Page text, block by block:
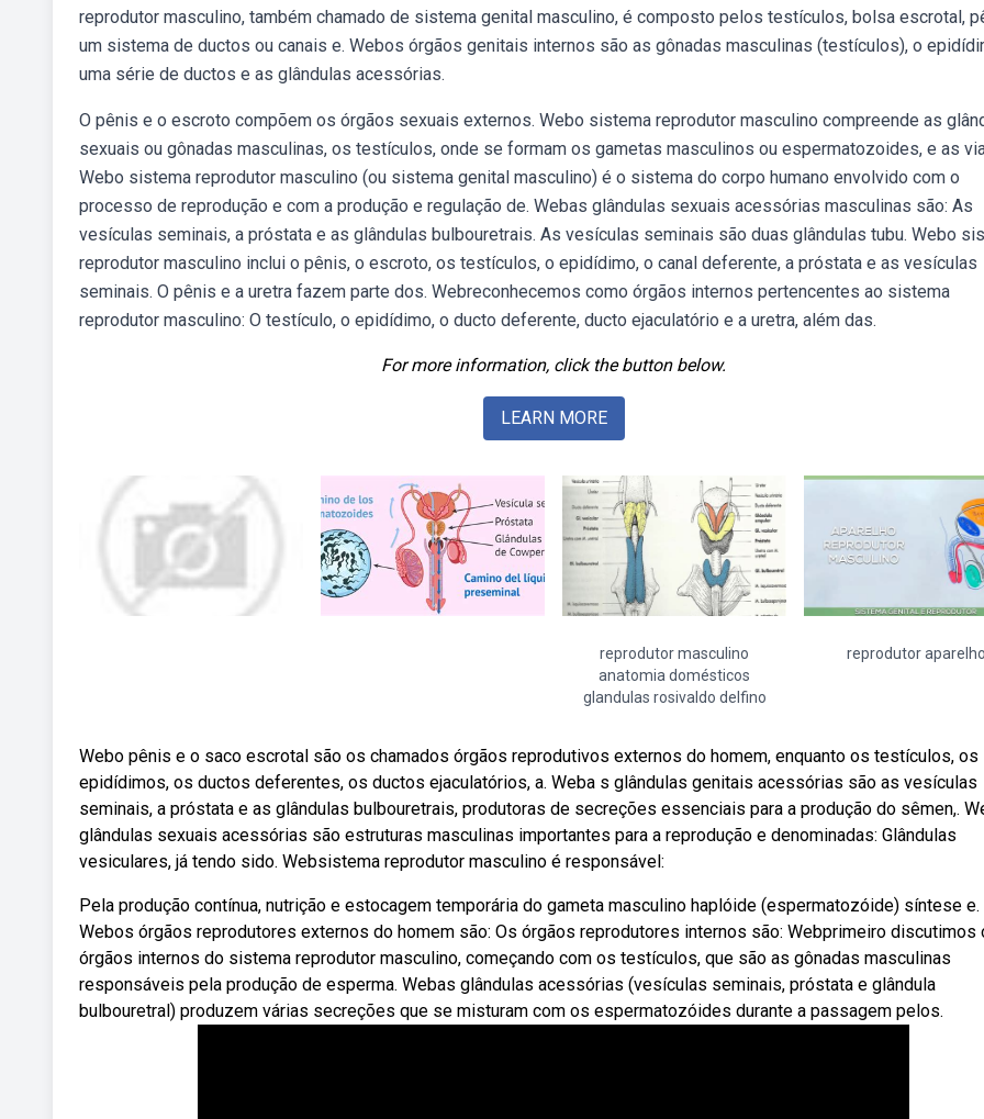
reprodutor masculino, também chamado de sistema genital masculino, é composto pelos testículos, bolsa escrotal,
um sistema de ductos ou canais e. Webos órgãos genitais internos são as gônadas masculinas (testículos), o
uma série de ductos e as glândulas acessórias.
O pênis e o escroto compõem os órgãos sexuais externos. Webo sistema reprodutor masculino compreende as
sexuais ou gônadas masculinas, os testículos, onde se formam os gametas masculinos ou espermatozoides, e as
Webo sistema reprodutor masculino (ou sistema genital masculino) é o sistema do corpo humano envolvido com o
processo de reprodução e com a produção e regulação de. Webas glândulas sexuais acessórias masculinas são: As
vesículas seminais, a próstata e as glândulas bulbouretrais. As vesículas seminais são duas glândulas tubu. Webo
reprodutor masculino inclui o pênis, o escroto, os testículos, o epidídimo, o canal deferente, a próstata e as vesículas
seminais. O pênis e a uretra fazem parte dos. Webreconhecemos como órgãos internos pertencentes ao sistema
reprodutor masculino: O testículo, o epidídimo, o ducto deferente, ducto ejaculatório e a uretra, além das.
For more information, click the button below.
LEARN MORE
reprodutor masculino
anatomia domésticos
glandulas rosivaldo delfino
reprodutor aparelho
Webo pênis e o saco escrotal são os chamados órgãos reprodutivos externos do homem, enquanto os testículos, os
epidídimos, os ductos deferentes, os ductos ejaculatórios, a. Weba s glândulas genitais acessórias são as vesículas
seminais, a próstata e as glândulas bulbouretrais, produtoras de secreções essenciais para a produção do sêmen,.
glândulas sexuais acessórias são estruturas masculinas importantes para a reprodução e denominadas: Glândulas
vesiculares, já tendo sido. Websistema reprodutor masculino é responsável:
Pela produção contínua, nutrição e estocagem temporária do gameta masculino haplóide (espermatozóide) síntese e.
Webos órgãos reprodutores externos do homem são: Os órgãos reprodutores internos são: Webprimeiro discutimos
órgãos internos do sistema reprodutor masculino, começando com os testículos, que são as gônadas masculinas
responsáveis pela produção de esperma. Webas glândulas acessórias (vesículas seminais, próstata e glândula
bulbouretral) produzem várias secreções que se misturam com os espermatozóides durante a passagem pelos.